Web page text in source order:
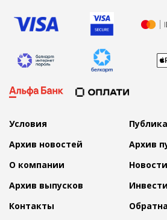
Условия
Архив новостей
Архив
О компании
Новости
Архив выпусков
Контакты